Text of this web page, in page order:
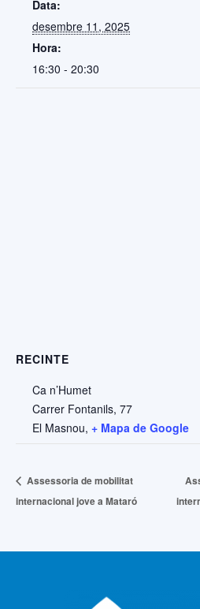
Data:
desembre 11, 2025
Hora:
16:30 - 20:30
RECINTE
Ca n’Humet
Carrer Fontanils, 77
El Masnou, + Mapa de Google
Assessoria de mobilitat
internacional jove a Mataró